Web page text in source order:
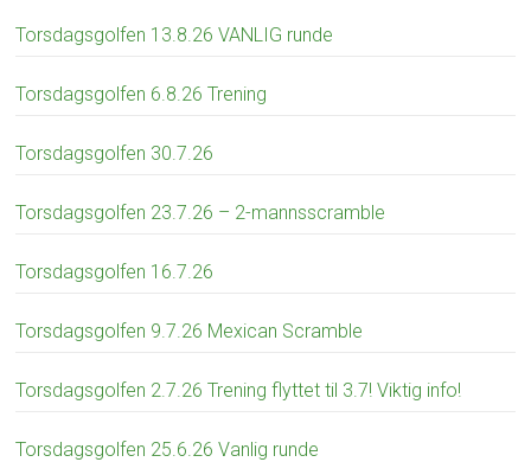
Torsdagsgolfen 13.8.26 VANLIG runde
Torsdagsgolfen 6.8.26 Trening
Torsdagsgolfen 30.7.26
Torsdagsgolfen 23.7.26 – 2-mannsscramble
Torsdagsgolfen 16.7.26
Torsdagsgolfen 9.7.26 Mexican Scramble
Torsdagsgolfen 2.7.26 Trening flyttet til 3.7! Viktig info!
Torsdagsgolfen 25.6.26 Vanlig runde